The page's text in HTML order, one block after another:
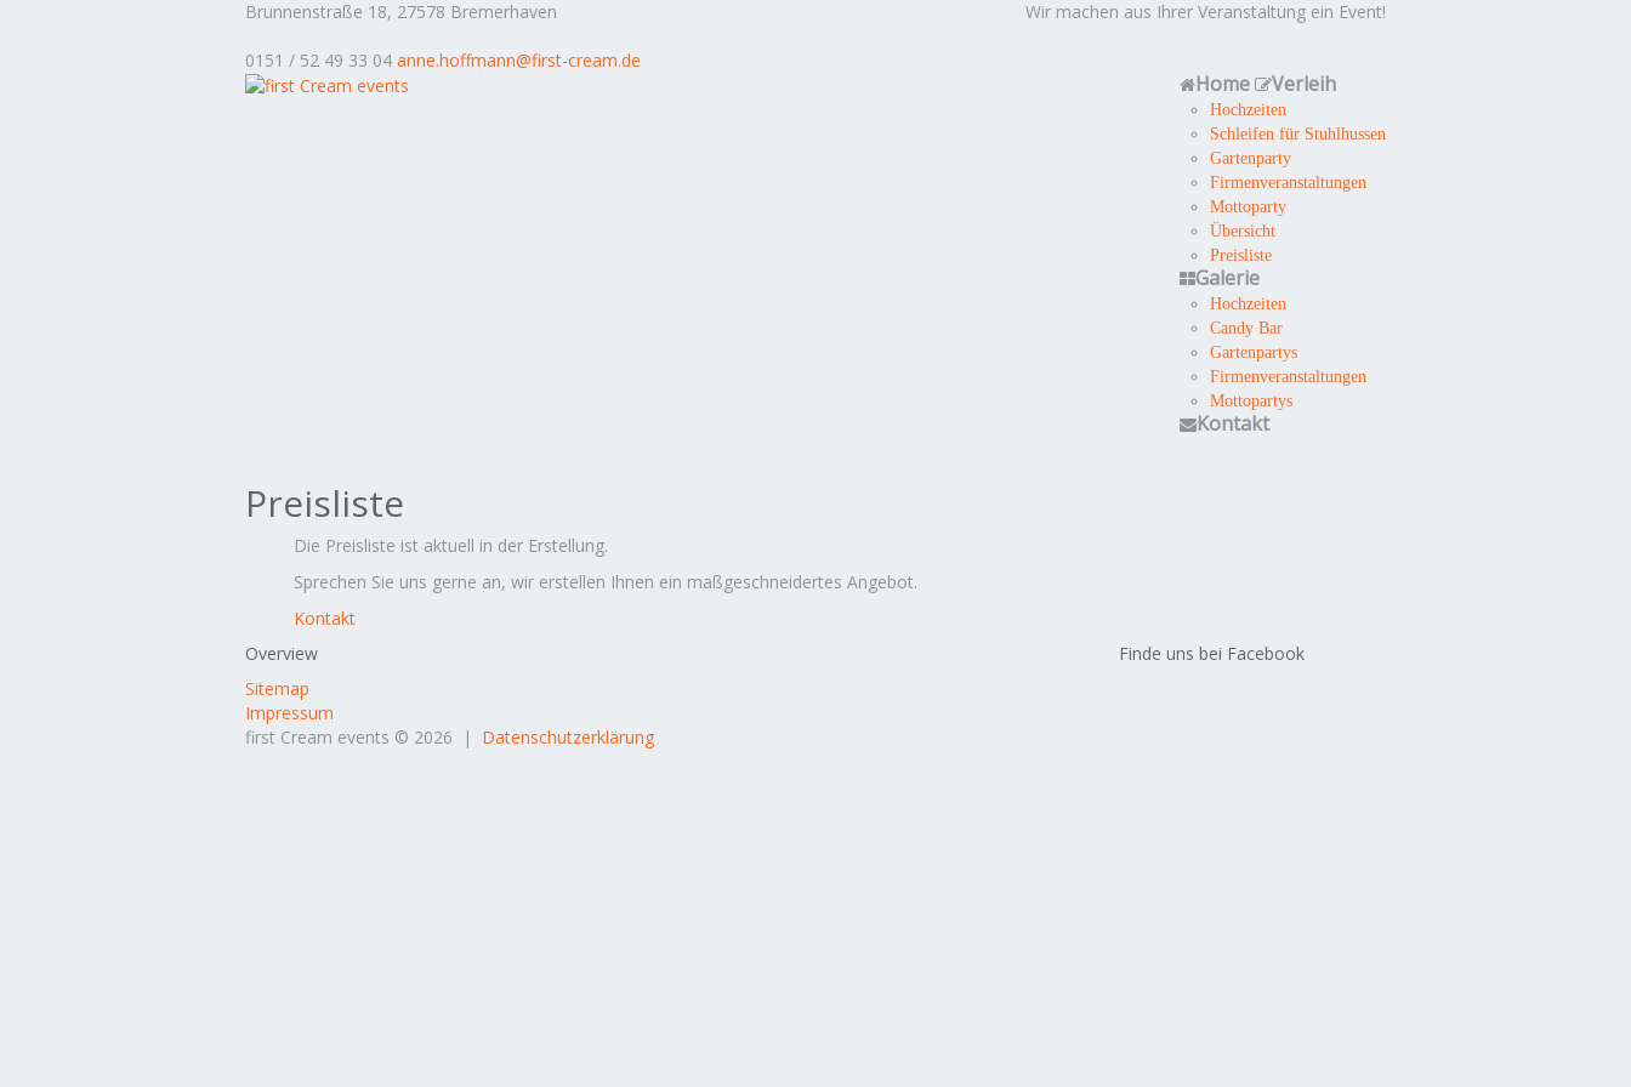
Brunnenstraße 18, 27578 Bremerhaven
0151 / 52 49 33 04 anne.hoffmann@first-cream.de
Wir machen aus Ihrer Veranstaltung ein Event!
Home Verleih
Hochzeiten
Schleifen für Stuhlhussen
Gartenparty
Firmenveranstaltungen
Mottoparty
Übersicht
Preisliste
Galerie
Hochzeiten
Candy Bar
Gartenpartys
Firmenveranstaltungen
Mottopartys
Kontakt
Preisliste
Die Preisliste ist aktuell in der Erstellung.
Sprechen Sie uns gerne an, wir erstellen Ihnen ein maßgeschneidertes Angebot.
Kontakt
Overview
Sitemap
Impressum
Finde uns bei Facebook
first Cream events © 2026 | Datenschutzerklärung